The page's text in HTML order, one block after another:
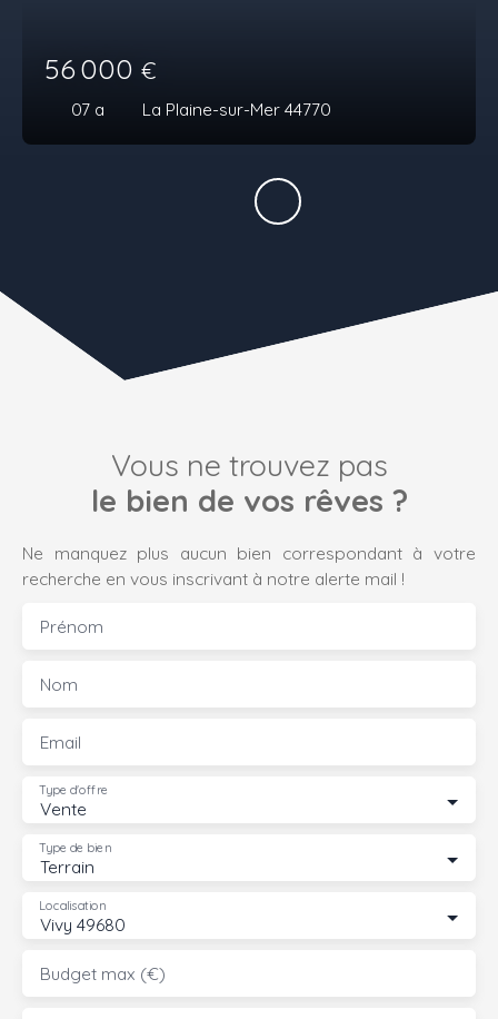
56 000 €
07 a La Plaine-sur-Mer 44770
Vous ne trouvez pas
le bien de vos rêves ?
Ne manquez plus aucun bien correspondant à votre
recherche en vous inscrivant à notre alerte mail !
Prénom
Nom
Email
Vente
Type d'offre
Terrain
Type de bien
Vivy 49680
Localisation
Budget max (€)